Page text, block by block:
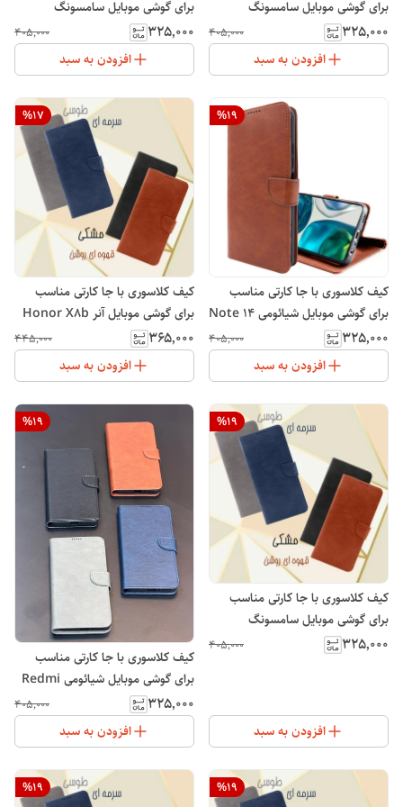
برای گوشی موبایل سامسونگ
Galaxy A10S
۳۲۵٬۰۰۰ ۴۰۵٬۰۰۰
افزودن به سبد
برای گوشی موبایل سامسونگ
Galaxy S23 Ultra
۳۲۵٬۰۰۰ ۴۰۵٬۰۰۰
افزودن به سبد
%19
کیف کلاسوری با جا کارتی مناسب
برای گوشی موبایل شیائومی Note 14
۳۲۵٬۰۰۰ ۴۰۵٬۰۰۰
افزودن به سبد
%17
کیف کلاسوری با جا کارتی مناسب
برای گوشی موبایل آنر Honor X8b
۳۶۵٬۰۰۰ ۴۴۵٬۰۰۰
افزودن به سبد
%19
کیف کلاسوری با جا کارتی مناسب
برای گوشی موبایل سامسونگ
Galaxy A12
۳۲۵٬۰۰۰ ۴۰۵٬۰۰۰
افزودن به سبد
%19
کیف کلاسوری با جا کارتی مناسب
برای گوشی موبایل شیائومی Redmi
15C
۳۲۵٬۰۰۰ ۴۰۵٬۰۰۰
افزودن به سبد
%19
%19